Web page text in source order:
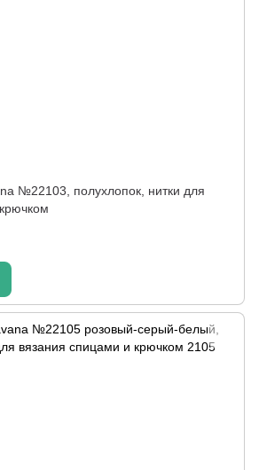
№22103, полухлопок, нитки для